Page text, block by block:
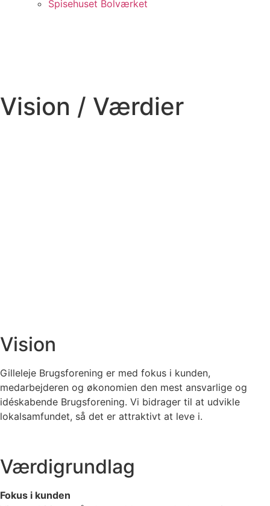
Spisehuset Bolværket
Vision / Værdier
Vision
Gilleleje Brugsforening er med fokus i kunden,
medarbejderen og økonomien den mest ansvarlige og
idéskabende Brugsforening. Vi bidrager til at udvikle
lokalsamfundet, så det er attraktivt at leve i.
Værdigrundlag
Fokus i kunden